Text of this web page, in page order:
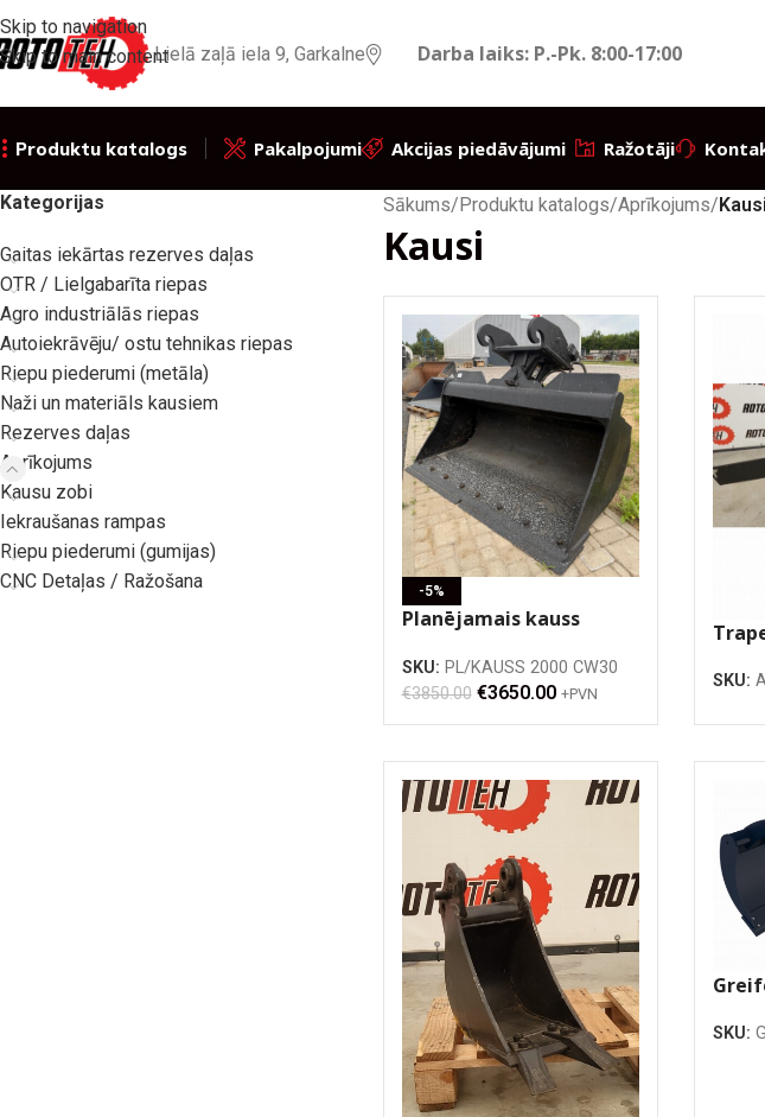
Skip to navigation
Skip to main contentLielā zaļā iela 9, Garkalne Darba laiks: P.-Pk. 8:00-17:00
Produktu katalogs Pakalpojumi Akcijas piedāvājumi Ražotāji
Kategorijas
Gaitas iekārtas rezerves daļas
OTR / Lielgabarīta riepas
Agro industriālās riepas
Autoiekrāvēju/ ostu tehnikas riepas
Riepu piederumi (metāla)
Naži un materiāls kausiem
Rezerves daļas
Aprīkojums
Kausu zobi
Iekraušanas rampas
Riepu piederumi (gumijas)
CNC Detaļas / Ražošana
Sākums/Produktu katalogs/Aprīkojums/Kausi
Kausi
-5%
Planējamais kauss
CW30 sakabe Lietots
(pēc kustīgo daļu
restaurācijas)
SKU: PL/KAUSS 2000 CW30
€3850.00 €3650.00 +PVN
SKU:
SKU: